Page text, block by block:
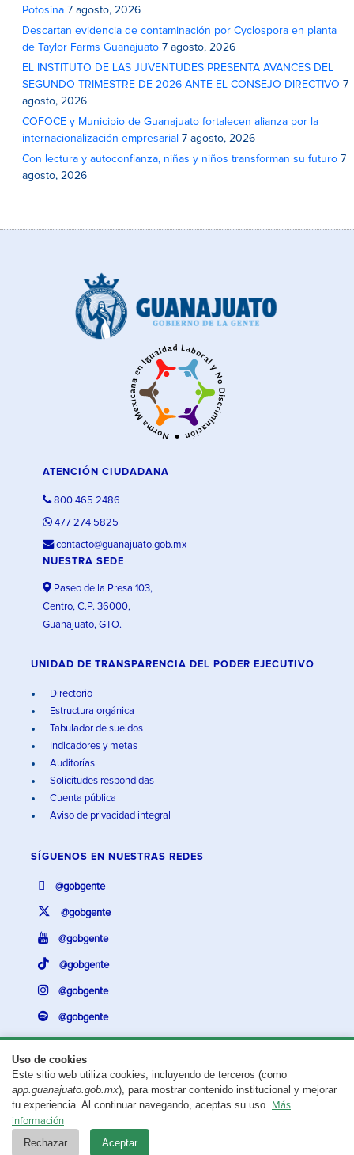
Potosina 7 agosto, 2026
Descartan evidencia de contaminación por Cyclospora en planta
de Taylor Farms Guanajuato 7 agosto, 2026
EL INSTITUTO DE LAS JUVENTUDES PRESENTA AVANCES DEL
SEGUNDO TRIMESTRE DE 2026 ANTE EL CONSEJO DIRECTIVO 7
agosto, 2026
COFOCE y Municipio de Guanajuato fortalecen alianza por la
internacionalización empresarial 7 agosto, 2026
Con lectura y autoconfianza, niñas y niños transforman su futuro 7
agosto, 2026
Uso de cookies
Este sitio web utiliza cookies, incluyendo de terceros (como
app.guanajuato.gob.mx), para mostrar contenido institucional y mejorar
tu experiencia. Al continuar navegando, aceptas su uso. Más
información
Rechazar Aceptar
ATENCIÓN CIUDADANA
800 465 2486
477 274 5825
contacto@guanajuato.gob.mx
NUESTRA SEDE
Paseo de la Presa 103,
Centro, C.P. 36000,
Guanajuato, GTO.
UNIDAD DE TRANSPARENCIA DEL PODER EJECUTIVO
Directorio
Estructura orgánica
Tabulador de sueldos
Indicadores y metas
Auditorías
Solicitudes respondidas
Cuenta pública
Aviso de privacidad integral
SÍGUENOS EN NUESTRAS REDES
@gobgente
@gobgente
@gobgente
@gobgente
@gobgente
@gobgente
¿Existe algún problema con esta página?Repórtalo aquí.
Aviso legal